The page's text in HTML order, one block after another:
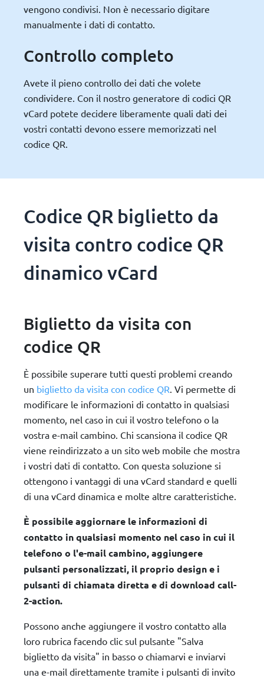
vengono condivisi. Non è necessario digitare
manualmente i dati di contatto.
Controllo completo
Avete il pieno controllo dei dati che volete
condividere. Con il nostro generatore di codici QR
vCard potete decidere liberamente quali dati dei
vostri contatti devono essere memorizzati nel
codice QR.
Codice QR biglietto da
visita contro codice QR
dinamico vCard
Biglietto da visita con
codice QR
È possibile superare tutti questi problemi creando
un biglietto da visita con codice QR . Vi permette di
modificare le informazioni di contatto in qualsiasi
momento, nel caso in cui il vostro telefono o la
vostra e-mail cambino. Chi scansiona il codice QR
viene reindirizzato a un sito web mobile che mostra
i vostri dati di contatto. Con questa soluzione si
ottengono i vantaggi di una vCard standard e quelli
di una vCard dinamica e molte altre caratteristiche.
È possibile aggiornare le informazioni di
contatto in qualsiasi momento nel caso in cui il
telefono o l'e-mail cambino, aggiungere
pulsanti personalizzati, il proprio design e i
pulsanti di chiamata diretta e di download call-
2-action.
Possono anche aggiungere il vostro contatto alla
loro rubrica facendo clic sul pulsante "Salva
biglietto da visita" in basso o chiamarvi e inviarvi
una e-mail direttamente tramite i pulsanti di invito